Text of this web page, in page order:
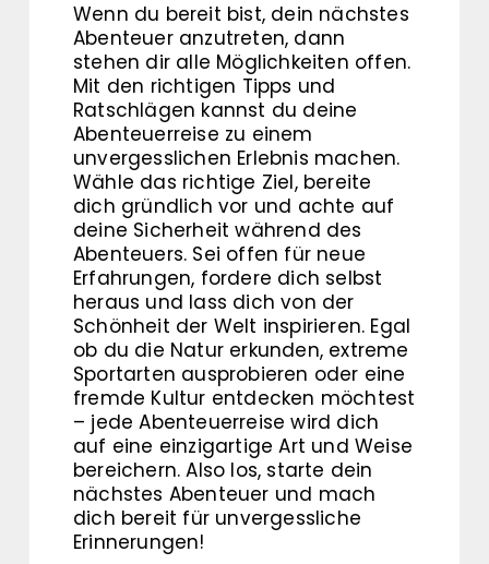
Wenn du bereit bist, dein nächstes
Abenteuer anzutreten, dann
stehen dir alle Möglichkeiten offen.
Mit den richtigen Tipps und
Ratschlägen kannst du deine
Abenteuerreise zu einem
unvergesslichen Erlebnis machen.
Wähle das richtige Ziel, bereite
dich gründlich vor und achte auf
deine Sicherheit während des
Abenteuers. Sei offen für neue
Erfahrungen, fordere dich selbst
heraus und lass dich von der
Schönheit der Welt inspirieren. Egal
ob du die Natur erkunden, extreme
Sportarten ausprobieren oder eine
fremde Kultur entdecken möchtest
– jede Abenteuerreise wird dich
auf eine einzigartige Art und Weise
bereichern. Also los, starte dein
nächstes Abenteuer und mach
dich bereit für unvergessliche
Erinnerungen!